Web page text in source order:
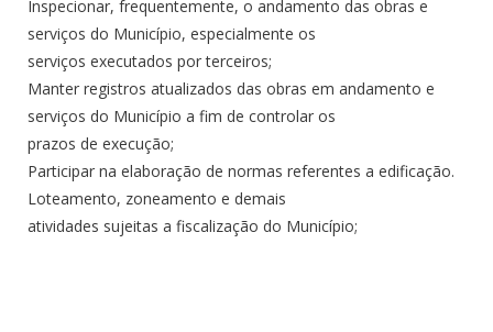
Inspecionar, frequentemente, o andamento das obras e
serviços do Município, especialmente os
serviços executados por terceiros;
Manter registros atualizados das obras em andamento e
serviços do Município a fim de controlar os
prazos de execução;
Participar na elaboração de normas referentes a edificação.
Loteamento, zoneamento e demais
atividades sujeitas a fiscalização do Município;